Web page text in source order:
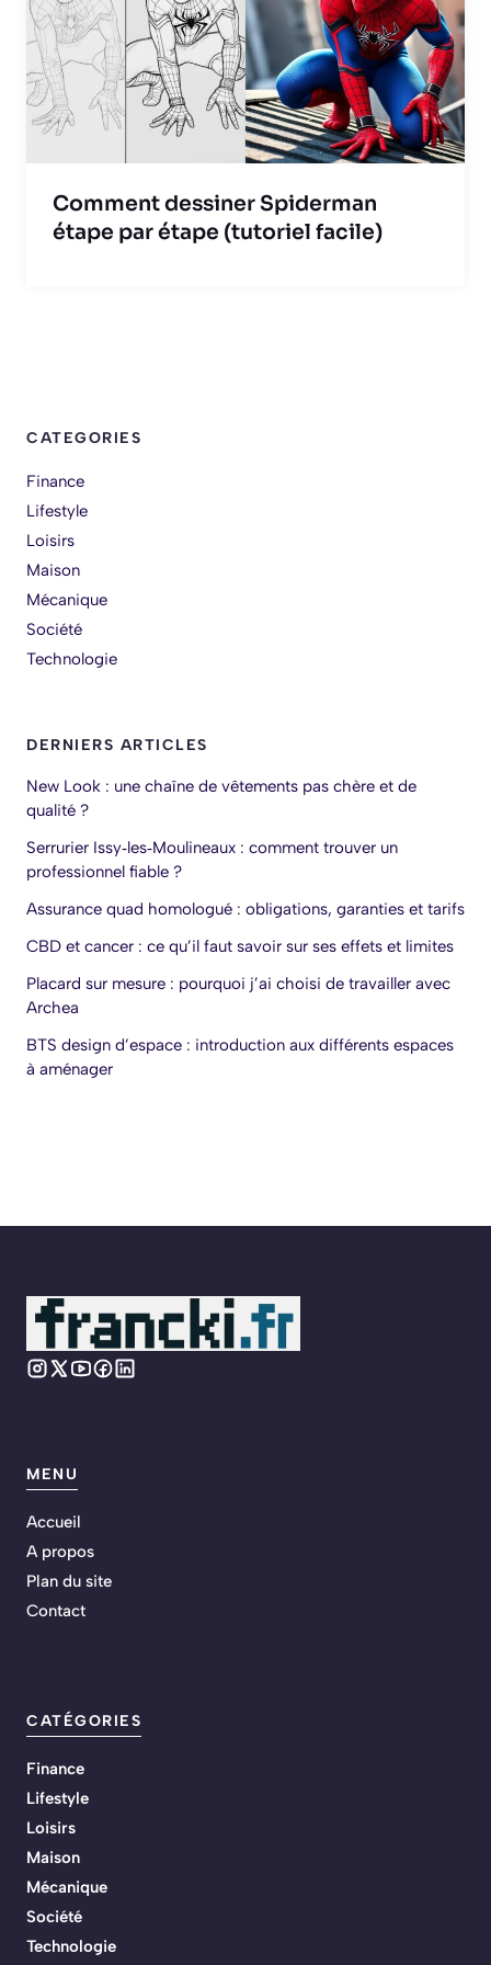
Comment dessiner Spiderman
étape par étape (tutoriel facile)
CATEGORIES
Finance
Lifestyle
Loisirs
Maison
Mécanique
Société
Technologie
DERNIERS ARTICLES
New Look : une chaîne de vêtements pas chère et de
qualité ?
Serrurier Issy‑les‑Moulineaux : comment trouver un
professionnel fiable ?
Assurance quad homologué : obligations, garanties et tarifs
CBD et cancer : ce qu’il faut savoir sur ses effets et limites
Placard sur mesure : pourquoi j’ai choisi de travailler avec
Archea
BTS design d’espace : introduction aux différents espaces
à aménager
MENU
Accueil
A propos
Plan du site
Contact
CATÉGORIES
Finance
Lifestyle
Loisirs
Maison
Mécanique
Société
Technologie